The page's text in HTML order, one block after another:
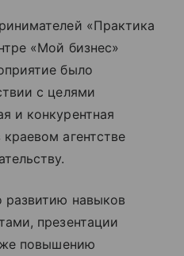
«Практика
«Мой бизнес»
было
с целями
и конкурентная
агентстве
развитию навыков
презентации
повышению